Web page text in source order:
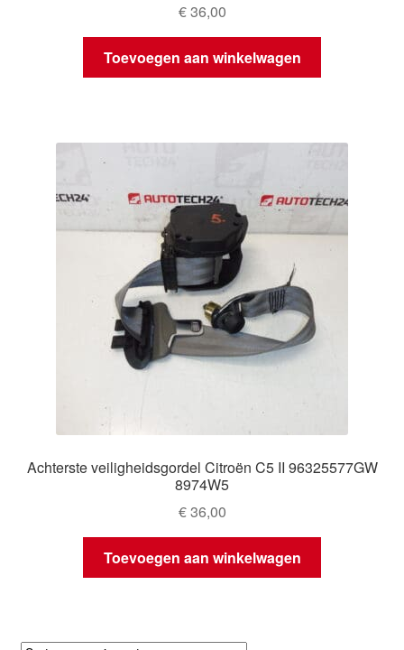
€36,00
Toevoegen aan winkelwagen
Achterste veiligheidsgordel Citroën C5 II 96325577GW
8974W5
€36,00
Toevoegen aan winkelwagen